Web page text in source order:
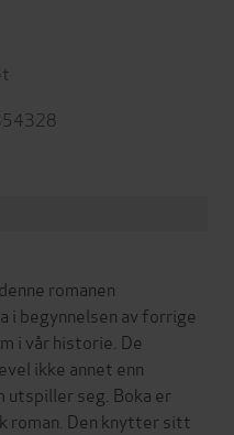
romanen
i begynnelsen av forrige
i vår historie. De
ikke annet enn
utspiller seg. Boka er
roman. Den knytter sitt